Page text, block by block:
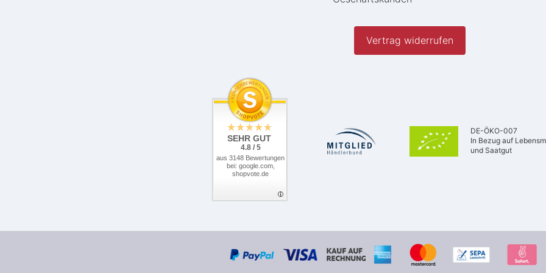
Vertrag widerrufen
SEHR GUT
4.8 / 5
aus 3148 Bewertungen
bei: google.com,
shopvote.de
DE-ÖKO-007
In Bezug auf
und Saatgut